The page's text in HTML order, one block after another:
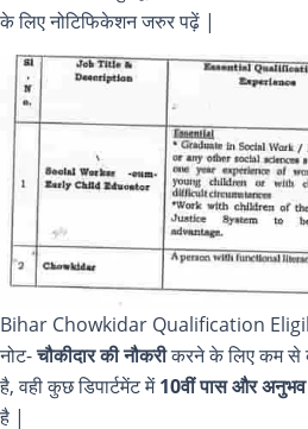
के लिए नोटिफिकेशन जरुर पढ़ें |
Bihar Chowkidar Qualification
नोट-चौकीदार की नौकरीकरने के लिए कम से
है, वही कुछ डिपार्टमेंट में10वीं पास और अनुभव
है |